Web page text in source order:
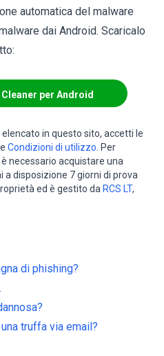
automatica del malware
dai Android. Scaricalo
Cleaner per Android
in questo sito, accetti le
Condizioni di utilizzo. Per
necessario acquistare una
a disposizione 7 giorni di prova
ed è gestito da RCS LT,
di phishing?
truffa via email?